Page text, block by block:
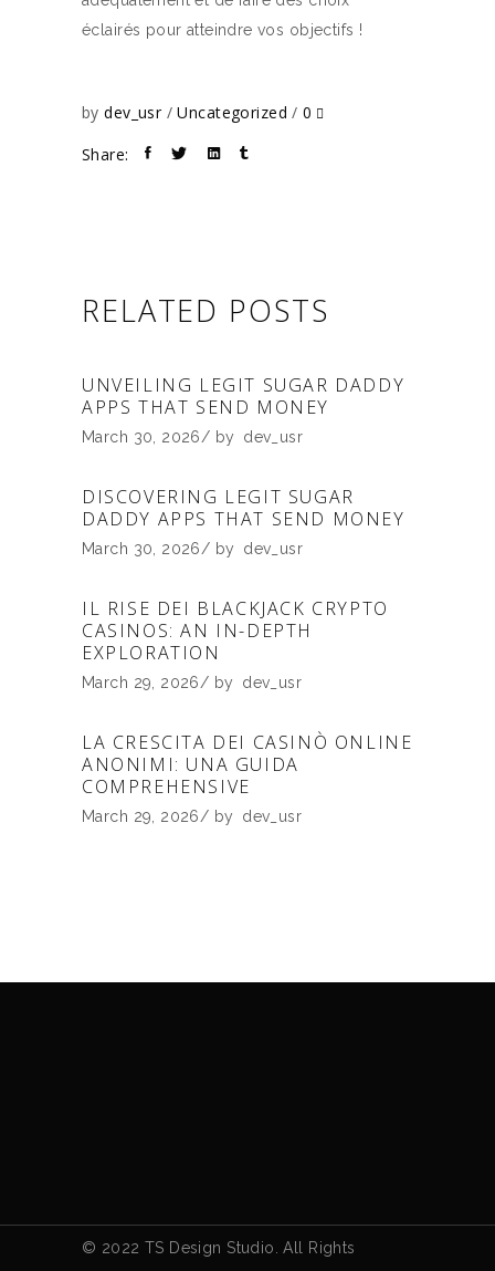
éclairés pour atteindre vos objectifs !
bydev_usr Uncategorized
0
Share:
RELATED POSTS
UNVEILING LEGIT SUGAR DADDY
APPS THAT SEND MONEY
March 30, 2026 by dev_usr
DISCOVERING LEGIT SUGAR
DADDY APPS THAT SEND MONEY
March 30, 2026 by dev_usr
IL RISE DEI BLACKJACK CRYPTO
CASINOS: AN IN-DEPTH
EXPLORATION
March 29, 2026 by dev_usr
LA CRESCITA DEI CASINÒ ONLINE
ANONIMI: UNA GUIDA
COMPREHENSIVE
March 29, 2026 by dev_usr
© 2022 TS Design Studio. All Rights